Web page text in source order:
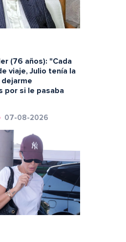
(76 años): "Cada
viaje, Julio tenía la
por si le pasaba
07-08-2026